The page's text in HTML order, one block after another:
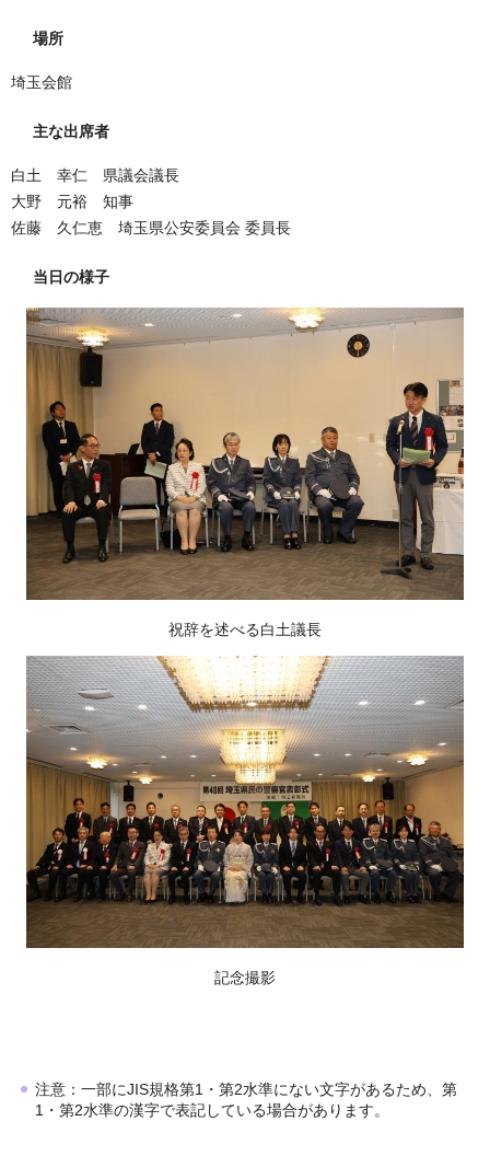
場所
埼玉会館
主な出席者
白土 幸仁 県議会議長
大野 元裕 知事
佐藤 久仁恵 埼玉県公安委員会 委員長
当日の様子
祝辞を述べる白土議長
記念撮影
注意：一部にJIS規格第1・第2水準にない文字があるため、第
1・第2水準の漢字で表記している場合があります。